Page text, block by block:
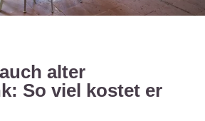
alter
So viel kostet er